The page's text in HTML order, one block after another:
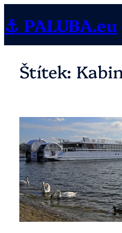
na
obsah
⚓ PALUBA.eu
Štítek: